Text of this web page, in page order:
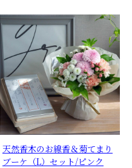
天然香木のお線香＆菊てまり
ブーケ（L）セット/ピンク